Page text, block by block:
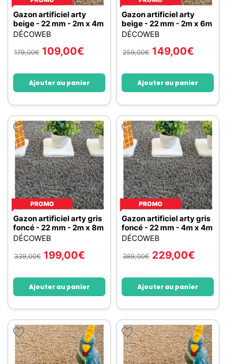
Gazon artificiel arty
beige - 22 mm - 2m x 4m
DÉCOWEB
179,00€ 109,00€
Ajouter au panier
Gazon artificiel arty
beige - 22 mm - 2m x 6m
DÉCOWEB
259,00€ 149,00€
Ajouter au panier
PROMO
Gazon artificiel arty gris
foncé - 22 mm - 2m x 8m
DÉCOWEB
339,00€ 199,00€
Ajouter au panier
PROMO
Gazon artificiel arty gris
foncé - 22 mm - 4m x 4m
DÉCOWEB
389,00€ 229,00€
Ajouter au panier